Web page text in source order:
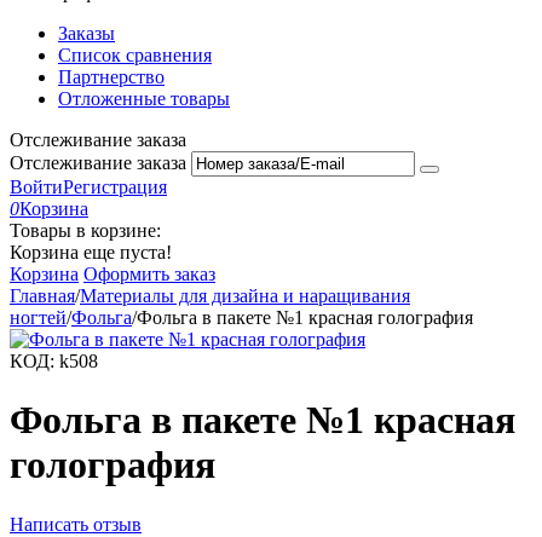
Заказы
Список сравнения
Партнерство
Отложенные товары
Отслеживание заказа
Отслеживание заказа
ВойтиРегистрация
0Корзина
Товары в корзине:
Корзина еще пуста!
Корзина Оформить заказ
Главная/Материалы для дизайна и наращивания
ногтей/Фольга/Фольга в пакете №1 красная голография
КОД: k508
Фольга в пакете №1 красная
голография
Написать отзыв